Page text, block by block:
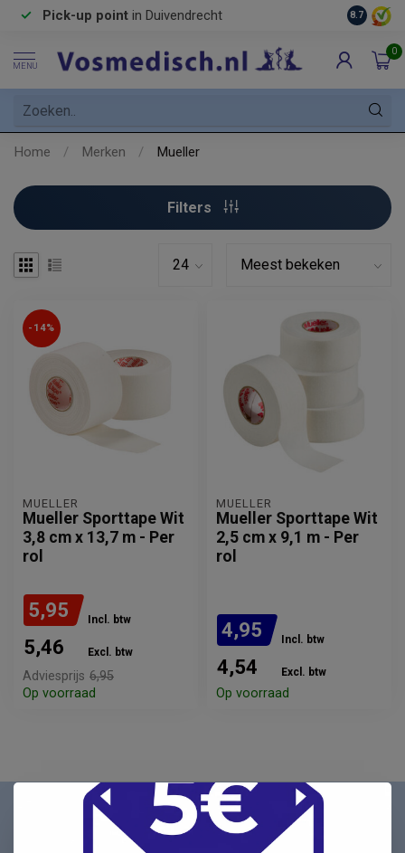
Pick-up point in Duivendrecht 8.7
MENU
0
Home / Merken / Mueller
Filters
-14%
MUELLER
Mueller Sporttape Wit
3,8 cm x 13,7 m - Per
rol
5,95 Incl. btw
5,46 Excl. btw
Adviesprijs 6,95
Op voorraad
MUELLER
Mueller Sporttape Wit
2,5 cm x 9,1 m - Per
rol
4,95 Incl. btw
4,54 Excl. btw
Op voorraad
Nieuwsbrief
Schrijf u in voor onze nieuwsbrief en ontvang als eerste